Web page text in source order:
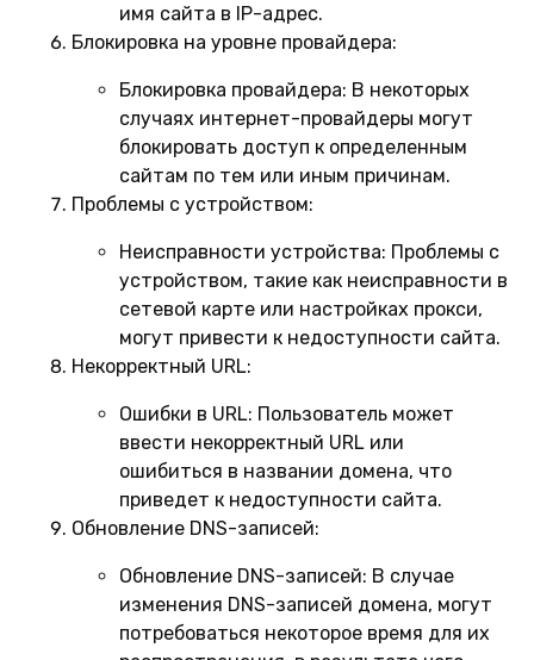
имя сайта в IP-адрес.
Блокировка на уровне провайдера:
Блокировка провайдера: В некоторых
случаях интернет-провайдеры могут
блокировать доступ к определенным
сайтам по тем или иным причинам.
Проблемы с устройством:
Неисправности устройства: Проблемы с
устройством, такие как неисправности в
сетевой карте или настройках прокси,
могут привести к недоступности сайта.
Некорректный URL:
Ошибки в URL: Пользователь может
ввести некорректный URL или
ошибиться в названии домена, что
приведет к недоступности сайта.
Обновление DNS-записей:
Обновление DNS-записей: В случае
изменения DNS-записей домена, могут
потребоваться некоторое время для их